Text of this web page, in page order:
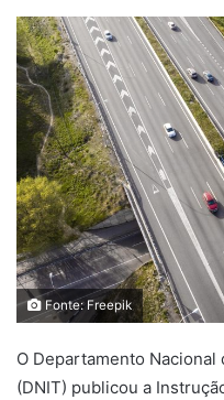
Fonte: Freepik
O Departamento
(DNIT) publicou a